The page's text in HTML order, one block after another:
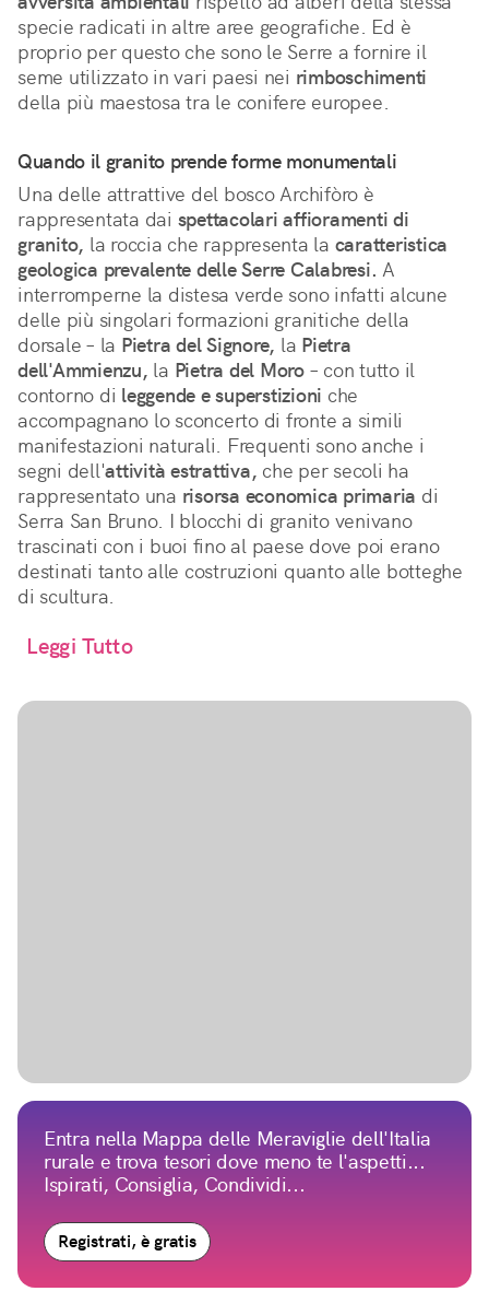
specie radicati in altre aree geografiche. Ed è
proprio per questo che sono le Serre a fornire il
seme utilizzato in vari paesi nei rimboschimenti
della più maestosa tra le conifere europee.
Quando il granito prende forme monumentali
Una delle attrattive del bosco Archifòro è
rappresentata dai spettacolari affioramenti di
granito, la roccia che rappresenta la caratteristica
geologica prevalente delle Serre Calabresi. A
interromperne la distesa verde sono infatti alcune
delle più singolari formazioni granitiche della
dorsale – la Pietra del Signore, la Pietra
dell'Ammienzu, la Pietra del Moro– con tutto il
contorno di leggende e superstizioni che
accompagnano lo sconcerto di fronte a simili
manifestazioni naturali. Frequenti sono anche i
segni dell'attività estrattiva, che per secoli ha
rappresentato una risorsa economica primaria di
Serra San Bruno. I blocchi di granito venivano
trascinati con i buoi fino al paese dove poi erano
destinati tanto alle costruzioni quanto alle botteghe
di scultura.
Leggi Tutto
Entra nella Mappa delle Meraviglie dell'Italia
rurale e trova tesori dove meno te l'aspetti...
Ispirati, Consiglia, Condividi...
Registrati, è gratis